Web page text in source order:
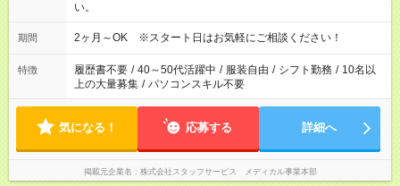
い。
期間 2ヶ月～OK ※スタート日はお気軽にご相談ください！
特徴 履歴書不要 / 40～50代活躍中 / 服装自由 / シフト勤務 / 10名以
上の大量募集 / パソコンスキル不要
気になる！ 応募する 詳細へ
掲載元企業名 株式会社スタッフサービス メディカル事業本部